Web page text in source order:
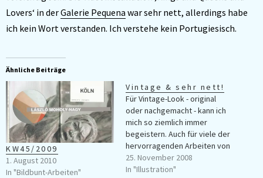
Lovers‘ in derGalerie Pequena war sehr nett, allerdings habe
ich kein Wort verstanden. Ich verstehe kein Portugiesisch.
Ähnliche Beiträge
KW45/2009
1. August 2010
In "Bildbunt-Arbeiten"
Vintage & sehr nett!
Für Vintage-Look - original
oder nachgemacht - kann ich
mich so ziemlich immer
begeistern. Auch für viele der
hervorragenden Arbeiten von
Patrick Leger. (via)
25. November 2008
In "Illustration"